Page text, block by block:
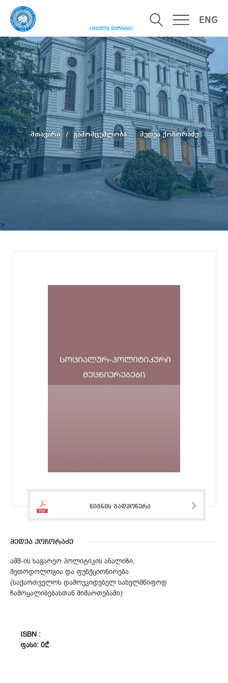
(ძველი ვერსია)
ENG
>
მთავარი გამომცემლობა მედეა ქოჩორაძე
წიგნის გადმოწერა
მედეა ქოჩორაძე
აშშ-ის საგარეო პოლიტიკის ანალიზი,
მეთოდოლოგია და ფუნქციონირება
(საქართველოს დამოუკიდებელ სახელმწიფოდ
ჩამოყალიბებასთან მიმართებაში)
ISBN :
ᲤᲐᲡᲘ: 0₾